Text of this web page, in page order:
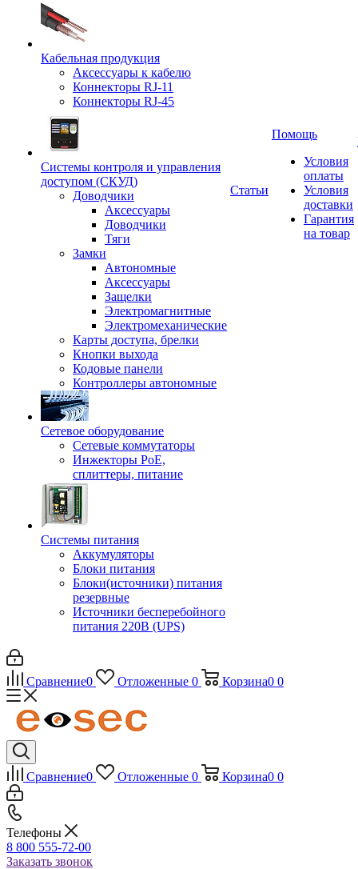
Кабельная продукция
Аксессуары к кабелю
Коннекторы RJ-11
Коннекторы RJ-45
Системы контроля и управления
доступом (СКУД)
Доводчики
Аксессуары
Доводчики
Тяги
Замки
Автономные
Аксессуары
Защелки
Электромагнитные
Электромеханические
Карты доступа, брелки
Кнопки выхода
Кодовые панели
Контроллеры автономные
Сетевое оборудование
Сетевые коммутаторы
Инжекторы РоЕ,
сплиттеры, питание
Системы питания
Аккумуляторы
Блоки питания
Блоки(источники) питания
резервные
Источники бесперебойного
питания 220В (UPS)
Статьи
Помощь
Условия
оплаты
Условия
доставки
Гарантия
на товар
Сравнение0 Отложенные 0 Корзина0 0
Сравнение0 Отложенные 0 Корзина0 0
Телефоны
8 800 555-72-00
Заказать звонок